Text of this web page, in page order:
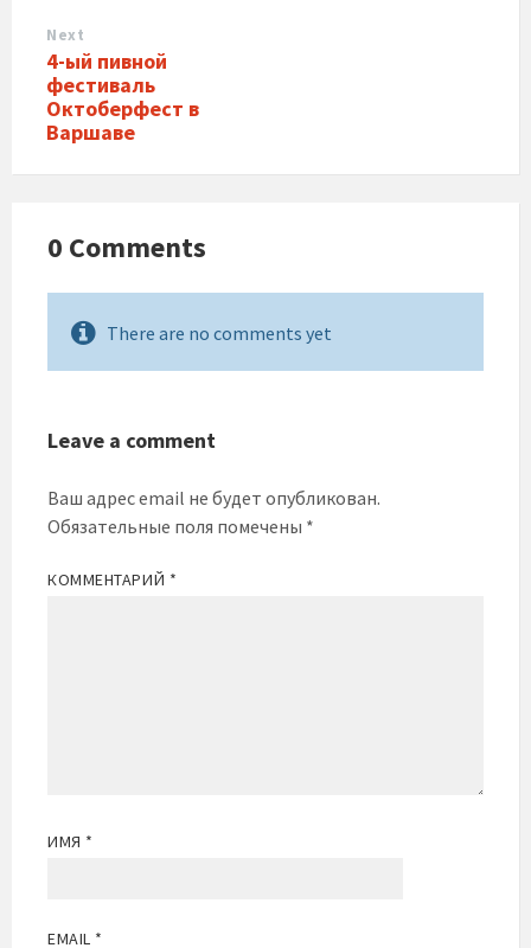
Next
4-ый пивной
фестиваль
Октоберфест в
Варшаве
0 Comments
There are no comments yet
Leave a comment
Ваш адрес email не будет опубликован.
Обязательные поля помечены *
КОММЕНТАРИЙ *
ИМЯ *
EMAIL *